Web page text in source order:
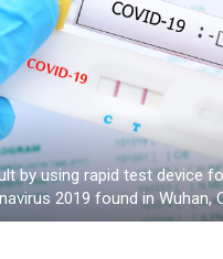
by using rapid test device
2019 found in Wuhan,